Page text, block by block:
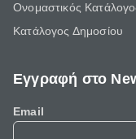
Ονομαστικός
Κατάλογος Δημοσίου
Εγγραφή στο
Email